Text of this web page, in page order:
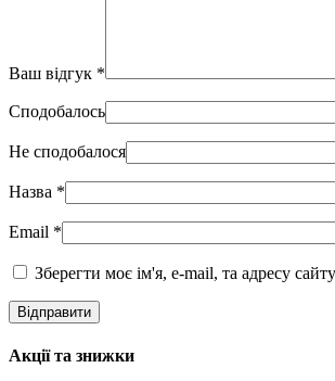
Ваш відгук *
Сподобалось
Не сподобалося
Назва *
Email *
Зберегти моє ім'я, e-mail, та адресу
Акції та знижки